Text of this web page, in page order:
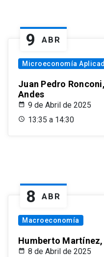
9 ABR
Microeconomía
Juan Pedro
Andes
9 de Abril de 2025
13:35 a 14:30
8 ABR
Macroeconomía
Humberto
8 de Abril de 2025